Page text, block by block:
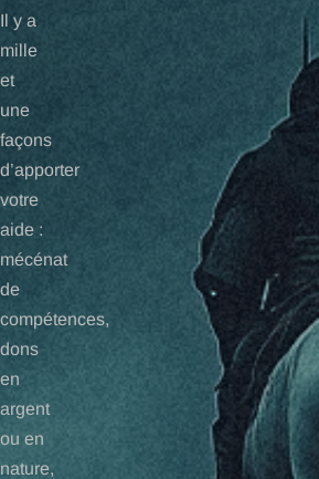
Il y a
mille
et
une
façons
d’apporter
votre
aide :
mécénat
de
compétences,
dons
en
argent
ou en
nature,